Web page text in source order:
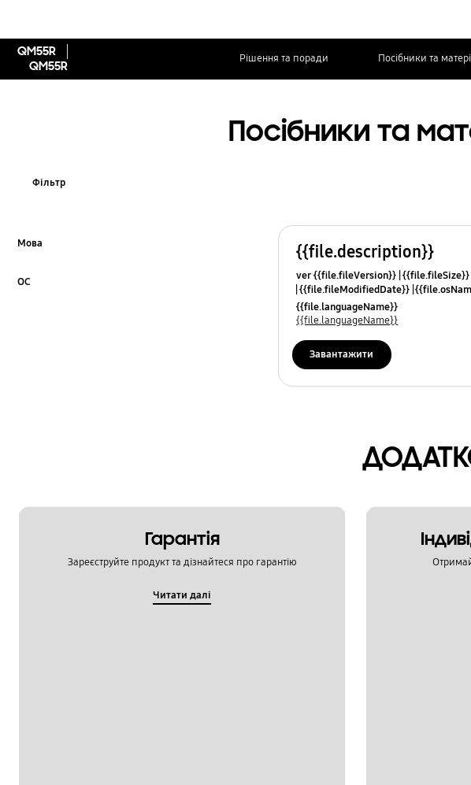
QM55R
QM55R
Рішення та поради Посібники та
Посібники та
Фільтр
Мова
ОС
{{file.description}}
ver {{file.fileVersion}} {{file.fileSize}}
{{file.fileModifiedDate}}
{{file.languageName}}
{{file.languageName}}
Завантажити
Гарантія
Зареєструйте продукт та дізнайтеся про гарантію
Читати далі